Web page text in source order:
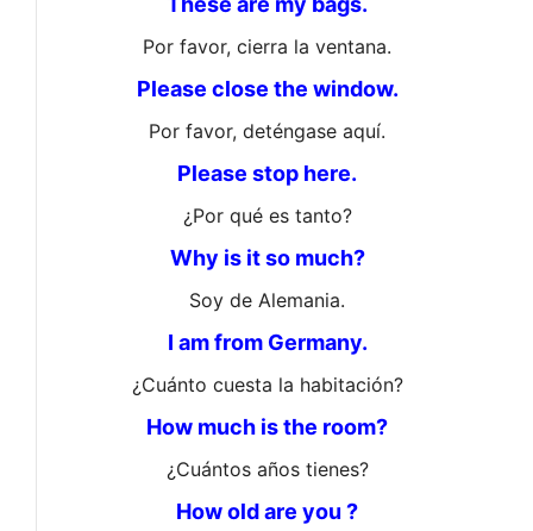
Por favor, cierra la ventana.
Please close the window.
Por favor, deténgase aquí.
Please stop here.
¿Por qué es tanto?
Why is it so much?
Soy de Alemania.
I am from Germany.
¿Cuánto cuesta la habitación?
How much is the room?
¿Cuántos años tienes?
How old are you ?